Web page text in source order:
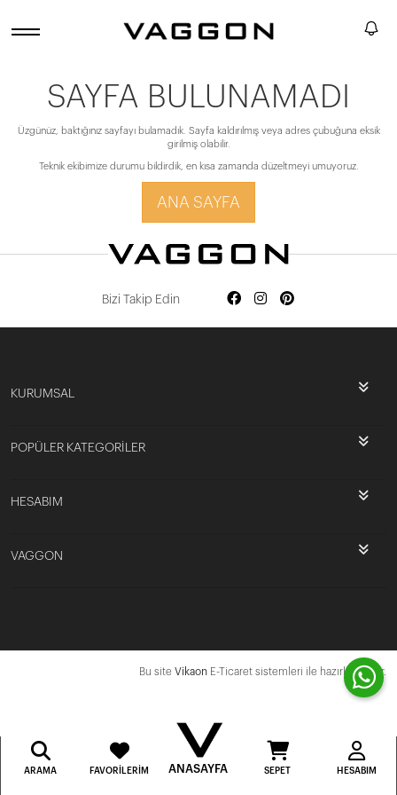
SAYFA BULUNAMADI
Üzgünüz, baktığınız sayfayı bulamadık. Sayfa kaldırılmış veya adres çubuğuna eksik
girilmiş olabilir.
Teknik ekibimize durumu bildirdik, en kısa zamanda düzeltmeyi umuyoruz.
ANA SAYFA
Bizi Takip Edin
KURUMSAL
POPÜLER KATEGORİLER
HESABIM
VAGGON
Bu site Vikaon E-Ticaret sistemleri ile hazırlanmıştır.
ARAMA FAVORILERIM ANASAYFA SEPET HESABIM